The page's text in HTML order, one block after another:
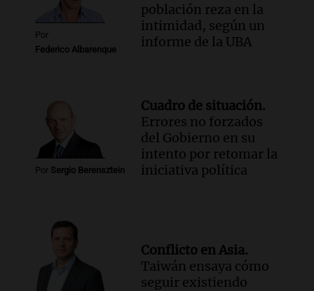
Por
Federico Albarenque
población reza en la
intimidad, según un
informe de la UBA
Por Sergio Berensztein
Cuadro de situación.
Errores no forzados
del Gobierno en su
intento por retomar la
iniciativa política
Conflicto en Asia.
Taiwán ensaya cómo
seguir existiendo